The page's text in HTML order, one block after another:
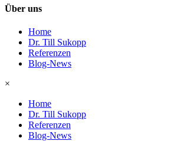
Über uns
Home
Dr. Till Sukopp
Referenzen
Blog-News
×
Home
Dr. Till Sukopp
Referenzen
Blog-News